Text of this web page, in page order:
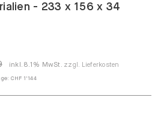
- 233 x 156 x 34
inkl. 8.1% MwSt. zzgl. Lieferkosten
CHF 1'144